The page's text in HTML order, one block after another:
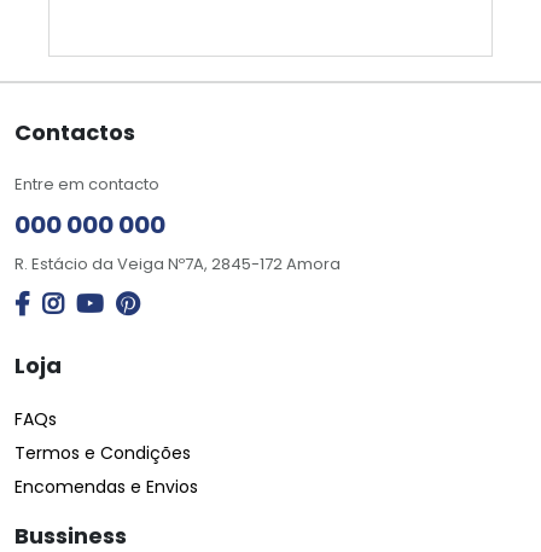
Contactos
Entre em contacto
000 000 000
R. Estácio da Veiga Nº7A, 2845-172 Amora
Loja
FAQs
Termos e Condições
Encomendas e Envios
Bussiness